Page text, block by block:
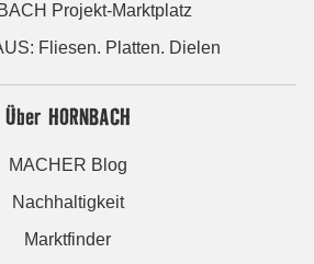
Projekt-Marktplatz
Fliesen. Platten. Dielen
Über HORNBACH
MACHER Blog
Nachhaltigkeit
Marktfinder